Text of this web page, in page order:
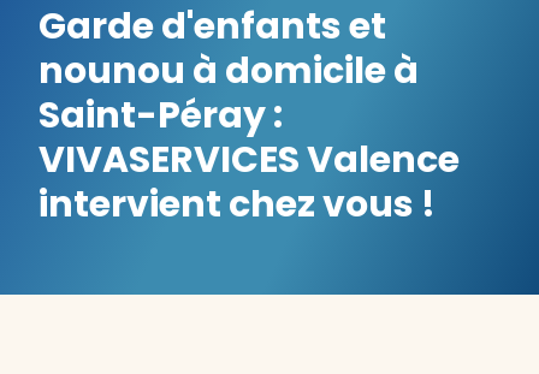
Garde d'enfants et
nounou à domicile à
Saint-Péray :
VIVASERVICES Valence
intervient chez vous !